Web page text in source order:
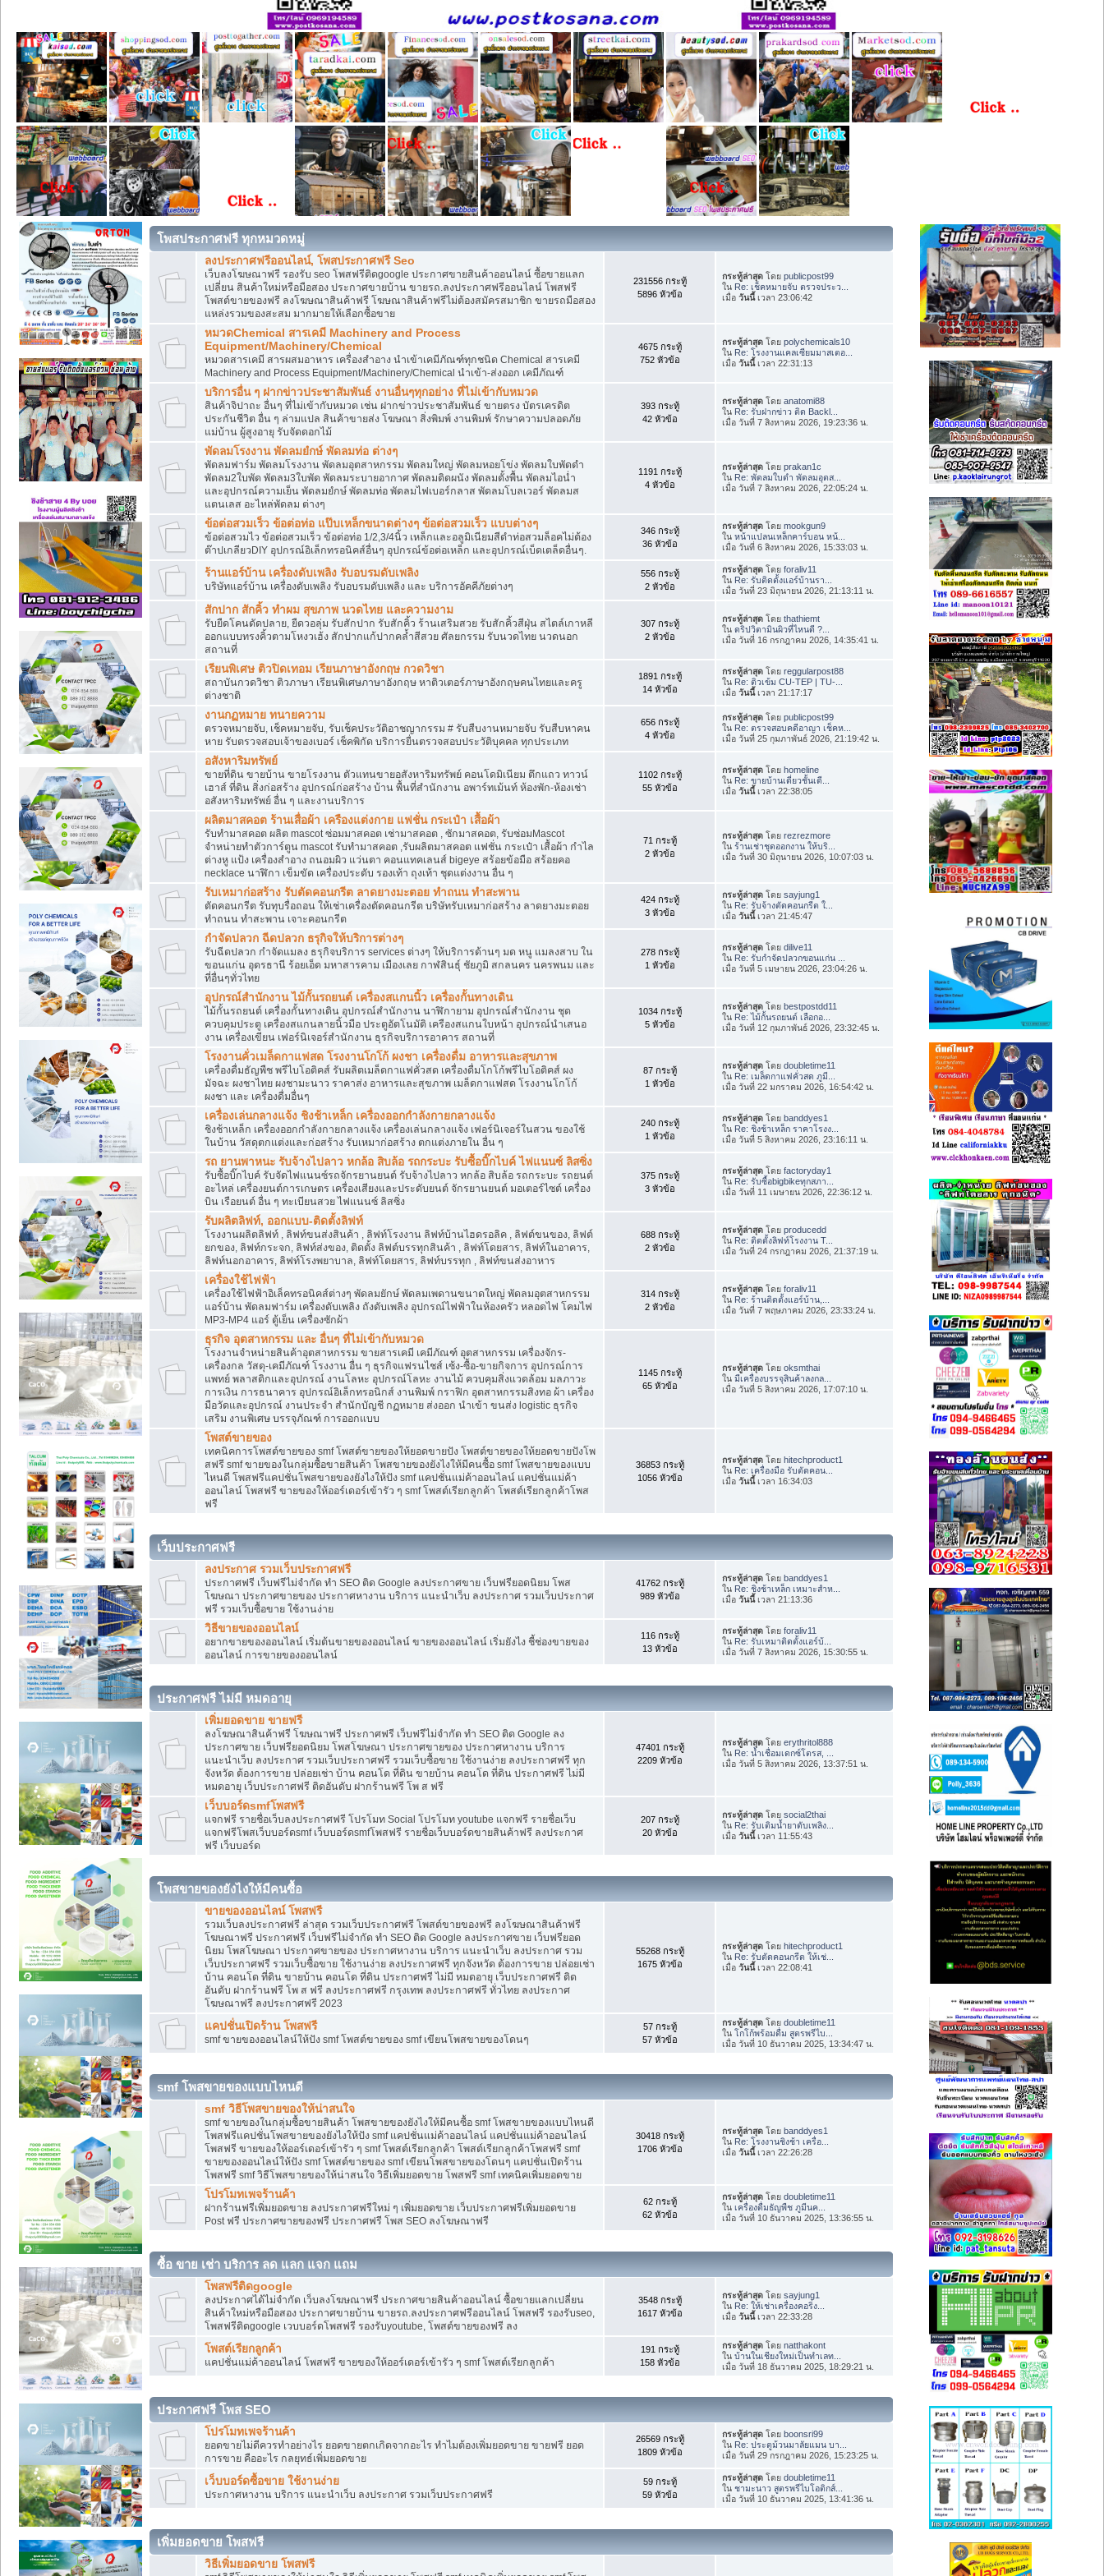
โพสประกาศฟรี ทุกหมวดหมู่
ลงประกาศฟรีออนไลน์, โพสประกาศฟรี Seo
เว็บลงโฆษณาฟรี รองรับ seo โพสฟรีติดgoogle ประกาศขายสินค้าออนไลน์ ซื้อขายแลก
เปลี่ยน สินค้าใหม่หรือมือสอง ประกาศขายบ้าน ขายรถ.ลงประกาศฟรีออนไลน์ โพสฟรี
โพสต์ขายของฟรี ลงโฆษณาสินค้าฟรี โฆษณาสินค้าฟรีไม่ต้องสมัครสมาชิก ขายรถมือสอง
แหล่งรวมของสะสม มากมายให้เลือกซื้อขาย
231556 กระทู้
5896 หัวข้อ
กระทู้ล่าสุด โดยpublicpost99
ใน Re: เช็คหมายจับ ตรวจประว...
เมื่อวันนี้เวลา 23:06:42
หมวดChemical สารเคมี Machinery and Process
Equipment/Machinery/Chemical
หมวดสารเคมี สารผสมอาหาร เครื่องสำอาง นำเข้าเคมีภัณฑ์ทุกชนิด Chemical สารเคมี
Machinery and Process Equipment/Machinery/Chemical นำเข้า-ส่งออก เคมีภัณฑ์
4675 กระทู้
752 หัวข้อ
กระทู้ล่าสุด โดยpolychemicals10
ใน Re: โรงงานแคลเซียมมาสเตอ...
เมื่อวันนี้เวลา 22:31:13
บริการอื่น ๆ ฝากข่าวประชาสัมพันธ์ งานอื่นๆทุกอย่าง ที่ไม่เข้ากับหมวด
สินค้าจิปาถะ อื่นๆ ที่ไม่เข้ากับหมวด เช่น ฝากข่าวประชาสัมพันธ์ ขายตรง บัตรเครดิต
ประกันชีวิต อื่น ๆ ล่ามแปล สินค้าขายส่ง โฆษณา สิ่งพิมพ์ งานพิมพ์ รักษาความปลอดภัย
แม่บ้าน ผู้สูงอายุ รับจัดดอกไม้
393 กระทู้
42 หัวข้อ
กระทู้ล่าสุด โดยanatomi88
ใน Re: รับฝากข่าว ติด Backl...
เมื่อ วันที่ 7 สิงหาคม 2026, 19:23:36 น.
พัดลมโรงงาน พัดลมยํกษ์ พัดลมท่อ ต่างๆ
พัดลมฟาร์ม พัดลมโรงงาน พัดลมอุตสาหกรรม พัดลมใหญ่ พัดลมหอยโข่ง พัดลมใบพัดดำ
พัดลม2ใบพัด พัดลม3ใบพัด พัดลมระบายอากาศ พัดลมติดผนัง พัดลมตั้งพื้น พัดลมไอน่ำ
และอุปกรณ์ความเย็น พัดลมยํกษ์ พัดลมท่อ พัดลมไฟเบอร์กลาส พัดลมโบลเวอร์ พัดลมส
แตนเลส อะไหล่พัดลม ต่างๆ
1191 กระทู้
4 หัวข้อ
กระทู้ล่าสุด โดยprakan1c
ใน Re: พัดลมใบดำ พัดลมอุตส...
เมื่อ วันที่ 7 สิงหาคม 2026, 22:05:24 น.
ข้อต่อสวมเร็ว ข้อต่อท่อ แป๊บเหล็กขนาดต่างๆ ข้อต่อสวมเร็ว แบบต่างๆ
ข้อต่อสวมไว ข้อต่อสวมเร็ว ข้อต่อท่อ 1/2,3/4นิ้ว เหล็กและอลูมิเนียมสีดำท่อสวมล็อคไม่ต้อง
ต๊าปเกลียวDIY อุปกรณ์อิเล็กทรอนิคส์อื่นๆ อุปกรณ์ข้อต่อเหล็ก และอุปกรณ์เบ็ดเตล็ดอื่นๆ.
346 กระทู้
36 หัวข้อ
กระทู้ล่าสุด โดยmookgun9
ในหน้าแปลนเหล็กคาร์บอน หน้...
เมื่อ วันที่ 6 สิงหาคม 2026, 15:33:03 น.
ร้านแอร์บ้าน เครื่องดับเพลิง รับอบรมดับเพลิง
บริษัทแอร์บ้าน เครื่องดับเพลิง รับอบรมดับเพลิง และ บริการอัคคีภัยต่างๆ
556 กระทู้
2 หัวข้อ
กระทู้ล่าสุด โดยforaliv11
ใน Re: รับติดตั้งแอร์บ้านรา...
เมื่อ วันที่ 23 มิถุนายน 2026, 21:13:11 น.
สักปาก สักคิ้ว ทำผม สุขภาพ นวดไทย และความงาม
รับยืดโคนดัดปลาย, ยืดวอลุ่ม รับสักปาก รับสักคิ้ว ร้านเสริมสวย รับสักคิ้วสีฝุ่น สไตล์เกาหลี
ออกแบบทรงคิ้วตามโหงวเฮ้ง สักปากแก้ปากคล้ำสีสวย ศัลยกรรม รับนวดไทย นวดนอก
สถานที่
307 กระทู้
2 หัวข้อ
กระทู้ล่าสุด โดยthathiemt
ในดริปวิตามินผิวที่ไหนดี ?...
เมื่อ วันที่ 16 กรกฎาคม 2026, 14:35:41 น.
เรียนพิเศษ ติวปิดเทอม เรียนภาษาอังกฤษ กวดวิชา
สถาบันกวดวิชา ติวภาษา เรียนพิเศษภาษาอังกฤษ หาติวเตอร์ภาษาอังกฤษคนไทยและครู
ต่างชาติ
1891 กระทู้
14 หัวข้อ
กระทู้ล่าสุด โดยreggularpost88
ใน Re: ติวเข้ม CU-TEP | TU-...
เมื่อวันนี้เวลา 21:17:17
งานกฏหมาย ทนายความ
ตรวจหมายจับ, เช็คหมายจับ, รับเช็คประวัติอาชญากรรม # รับสืบงานหมายจับ รับสืบหาคน
หาย รับตรวจสอบเจ้าของเบอร์ เช็คพิกัด บริการยื่นตรวจสอบประวัติบุคคล ทุกประเภท
656 กระทู้
4 หัวข้อ
กระทู้ล่าสุด โดยpublicpost99
ใน Re: ตรวจสอบคดีอาญา เช็คห...
เมื่อ วันที่ 25 กุมภาพันธ์ 2026, 21:19:42 น.
อสังหาริมทรัพย์
ขายที่ดิน ขายบ้าน ขายโรงงาน ตัวแทนขายอสังหาริมทรัพย์ คอนโดมิเนียม ตึกแถว ทาวน์
เฮาส์ ที่ดิน สิ่งก่อสร้าง อุปกรณ์ก่อสร้าง บ้าน พื้นที่สำนักงาน อพาร์ทเม้นท์ ห้องพัก-ห้องเช่า
อสังหาริมทรัพย์ อื่น ๆ และงานบริการ
1102 กระทู้
55 หัวข้อ
กระทู้ล่าสุด โดยhomeline
ใน Re: ขายบ้านเดี่ยวชั้นเดี...
เมื่อวันนี้เวลา 22:38:05
ผลิตมาสคอต ร้านเสื่อผ้า เครืองแต่งกาย แฟชั่น กระเป๋า เสื้อผ้า
รับทำมาสคอต ผลิต mascot ซ่อมมาสคอต เช่ามาสคอต , ซักมาสคอต, รับซ่อมMascot
จำหน่ายทำตัวการ์ตูน mascot รับทำมาสคอต ,รับผลิตมาสคอต แฟชั่น กระเป๋า เสื้อผ้า กำไล
ต่างหู แป้ง เครื่องสำอาง ถนอมผิว แว่นตา คอนแทคเลนส์ bigeye สร้อยข้อมือ สร้อยคอ
necklace นาฬิกา เข็มขัด เครื่องประดับ รองเท้า ถุงเท้า ชุดแต่งงาน อื่น ๆ
71 กระทู้
2 หัวข้อ
กระทู้ล่าสุด โดยrezrezmore
ในร้านเช่าชุดออกงาน ให้บริ...
เมื่อ วันที่ 30 มิถุนายน 2026, 10:07:03 น.
รับเหมาก่อสร้าง รับตัดคอนกรีต ลาดยางมะตอย ทำถนน ทำสะพาน
ตัดคอนกรีต รับทุบรื่อถอน ให้เช่าเครื่องตัดคอนกรีต บริษัทรับเหมาก่อสร้าง ลาดยางมะตอย
ทำถนน ทำสะพาน เจาะคอนกรีต
424 กระทู้
3 หัวข้อ
กระทู้ล่าสุด โดยsayjung1
ใน Re: รับจ้างตัดคอนกรีต ใ...
เมื่อวันนี้เวลา 21:45:47
กำจัดปลวก ฉีดปลวก ธรุกิจให้บริการต่างๆ
รับฉีดปลวก กำจัดแมลง ธรุกิจบริการ services ต่างๆ ให้บริการด้านๆ มด หนู แมลงสาบ ใน
ขอนแก่น อุดรธานี ร้อยเอ็ด มหาสารคาม เมืองเลย กาฬสินธุ์ ชัยภูมิ สกลนคร นครพนม และ
ที่อื่นๆทั่วไทย
278 กระทู้
1 หัวข้อ
กระทู้ล่าสุด โดยdilive11
ใน Re: รับกำจัดปลวกขอนแก่น ...
เมื่อ วันที่ 5 เมษายน 2026, 23:04:26 น.
อุปกรณ์สำนักงาน ไม้กั้นรถยนต์ เครื่องสแกนนิ้ว เครื่องกั้นทางเดิน
ไม้กั้นรถยนต์ เครื่องกั้นทางเดิน อุปกรณ์สำนักงาน นาฬิกายาม อุปกรณ์สำนักงาน ชุด
ควบคุมประตู เครื่องสแกนลายนิ้วมือ ประตูอัตโนมัติ เครืองสแกนใบหน้า อุปกรณ์นำเสนอ
งาน เครื่องเขียน เฟอร์นิเจอร์สำนักงาน ธุรกิจบริการอาคาร สถานที่
1034 กระทู้
5 หัวข้อ
กระทู้ล่าสุด โดยbestpostdd11
ใน Re: ไม้กั้นรถยนต์ เลือกอ...
เมื่อ วันที่ 12 กุมภาพันธ์ 2026, 23:32:45 น.
โรงงานคั่วเมล็ดกาแฟสด โรงงานโกโก้ ผงชา เครื่องดื่ม อาหารและสุขภาพ
เครื่องดื่มธัญพืช พรีไบโอติคส์ รับผลิตเมล็ดกาแฟคั่วสด เครื่องดื่มโกโก้พรีไบโอติคส์ ผง
มัจฉะ ผงชาไทย ผงชามะนาว ราคาส่ง อาหารและสุขภาพ เมล็ดกาแฟสด โรงงานโกโก้
ผงชา และ เครื่องดื่มอื่นๆ
87 กระทู้
1 หัวข้อ
กระทู้ล่าสุด โดยdoubletime11
ใน Re: เมล็ดกาแฟคั่วสด ภูมี...
เมื่อ วันที่ 22 มกราคม 2026, 16:54:42 น.
เครื่องเล่นกลางแจ้ง ชิงช้าเหล็ก เครื่องออกกำลังกายกลางแจ้ง
ชิงช้าเหล็ก เครื่องออกกำลังกายกลางแจ้ง เครื่องเล่นกลางแจ้ง เฟอร์นิเจอร์ในสวน ของใช้
ในบ้าน วัสดุตกแต่งและก่อสร้าง รับเหมาก่อสร้าง ตกแต่งภายใน อื่น ๆ
240 กระทู้
1 หัวข้อ
กระทู้ล่าสุด โดยbanddyes1
ใน Re: ชิงช้าเหล็ก ราคาโรงง...
เมื่อ วันที่ 5 สิงหาคม 2026, 23:16:11 น.
รถ ยานพาหนะ รับจ้างไปลาว หกล้อ สิบล้อ รถกระบะ รับซื้อบิ๊กไบค์ ไฟแนนซ์ ลิสซิ่ง
รับซื้อบิ๊กไบค์ รับจัดไฟแนนซ์รถจักรยานยนต์ รับจ้างไปลาว หกล้อ สิบล้อ รถกระบะ รถยนต์
อะไหล่ เครื่องยนต์การเกษตร เครื่องเสียงและประดับยนต์ จักรยานยนต์ มอเตอร์ไซต์ เครื่อง
บิน เรือยนต์ อื่น ๆ ทะเบียนสวย ไฟแนนซ์ ลิสซิ่ง
375 กระทู้
3 หัวข้อ
กระทู้ล่าสุด โดยfactoryday1
ใน Re: รับซื้อbigbikeทุกสภา...
เมื่อ วันที่ 11 เมษายน 2026, 22:36:12 น.
รับผลิตลิฟท์, ออกแบบ-ติดตั้งลิฟท์
โรงงานผลิตลิฟท์ , ลิฟท์ขนส่งสินค้า , ลิฟท์โรงงาน ลิฟท์บ้านไฮดรอลิค , ลิฟต์ขนของ, ลิฟต์
ยกของ, ลิฟท์กระจก, ลิฟท์ส่งของ, ติดตั้ง ลิฟต์บรรทุกสินค้า , ลิฟท์โดยสาร, ลิฟท์ในอาคาร,
ลิฟท์นอกอาคาร, ลิฟท์โรงพยาบาล, ลิฟท์โดยสาร, ลิฟท์บรรทุก , ลิฟท์ขนส่งอาหาร
688 กระทู้
2 หัวข้อ
กระทู้ล่าสุด โดยproducedd
ใน Re: ติดตั้งลิฟท์โรงงาน T...
เมื่อ วันที่ 24 กรกฎาคม 2026, 21:37:19 น.
เครื่องใช้ไฟฟ้า
เครื่องใช้ไฟฟ้าอิเล็คทรอนิคส์ต่างๆ พัดลมยักษ์ พัดลมเพดานขนาดใหญ่ พัดลมอุตสาหกรรม
แอร์บ้าน พัดลมฟาร์ม เครื่องดับเพลิง ถังดับเพลิง อุปกรณ์ไฟฟ้าในห้องครัว หลอดไฟ โคมไฟ
MP3-MP4 แอร์ ตู้เย็น เครื่องซักผ้า
314 กระทู้
2 หัวข้อ
กระทู้ล่าสุด โดยforaliv11
ใน Re: ร้านติดตั้งแอร์บ้าน,...
เมื่อ วันที่ 7 พฤษภาคม 2026, 23:33:24 น.
ธุรกิจ อุตสาหกรรม และ อื่นๆ ที่ไม่เข้ากับหมวด
โรงงานจำหน่ายสินค้าอุตสาหกรรม ขายสารเคมี เคมีภัณฑ์ อุตสาหกรรม เครื่องจักร-
เครื่องกล วัสดุ-เคมีภัณฑ์ โรงงาน อื่น ๆ ธุรกิจแฟรนไชส์ เซ้ง-ซื้อ-ขายกิจการ อุปกรณ์การ
แพทย์ พลาสติกและอุปกรณ์ งานโลหะ อุปกรณ์โลหะ งานไม้ ควบคุมสิ่งแวดล้อม มลภาวะ
การเงิน การธนาคาร อุปกรณ์อิเล็กทรอนิกส์ งานพิมพ์ กราฟิก อุตสาหกรรมสิงทอ ผ้า เครื่อง
มือวัดและอุปกรณ์ งานประจำ สำนักบัญชี กฏหมาย ส่งออก นำเข้า ขนส่ง logistic ธุรกิจ
เสริม งานพิเศษ บรรจุภัณฑ์ การออกแบบ
1145 กระทู้
65 หัวข้อ
กระทู้ล่าสุด โดยoksmthai
ในมีเครื่องบรรจุสินค้าลงกล...
เมื่อ วันที่ 5 สิงหาคม 2026, 17:07:10 น.
โพสต์ขายของ
เทคนิคการโพสต์ขายของ smf โพสต์ขายของให้ยอดขายปัง โพสต์ขายของให้ยอดขายปังโพ
สฟรี smf ขายของในกลุ่มซื้อขายสินค้า โพสขายของยังไงให้มีคนซื้อ smf โพสขายของแบบ
ไหนดี โพสฟรีแคปชั่นโพสขายของยังไงให้ปัง smf แคปชั่นแม่ค้าออนไลน์ แคปชั่นแม่ค้า
ออนไลน์ โพสฟรี ขายของให้ออร์เดอร์เข้ารัว ๆ smf โพสต์เรียกลูกค้า โพสต์เรียกลูกค้าโพส
ฟรี
36853 กระทู้
1056 หัวข้อ
กระทู้ล่าสุด โดยhitechproduct1
ใน Re: เครื่องมือ รับตัดคอน...
เมื่อวันนี้เวลา 16:34:03
เว็บประกาศฟรี
ลงประกาศ รวมเว็บประกาศฟรี
ประกาศฟรี เว็บฟรีไม่จำกัด ทำ SEO ติด Google ลงประกาศขาย เว็บฟรียอดนิยม โพส
โฆษณา ประกาศขายของ ประกาศหางาน บริการ แนะนำเว็บ ลงประกาศ รวมเว็บประกาศ
ฟรี รวมเว็บซื้อขาย ใช้งานง่าย
41762 กระทู้
989 หัวข้อ
กระทู้ล่าสุด โดยbanddyes1
ใน Re: ชิงช้าเหล็ก เหมาะสำห...
เมื่อวันนี้เวลา 21:13:36
วิธีขายของออนไลน์
อยากขายของออนไลน์ เริ่มต้นขายของออนไลน์ ขายของออนไลน์ เริ่มยังไง ชี้ช่องขายของ
ออนไลน์ การขายของออนไลน์
116 กระทู้
13 หัวข้อ
กระทู้ล่าสุด โดยforaliv11
ใน Re: รับเหมาติดตั้งแอร์บ้...
เมื่อ วันที่ 7 สิงหาคม 2026, 15:30:55 น.
ประกาศฟรี ไม่มี หมดอายุ
เพิ่มยอดขาย ขายฟรี
ลงโฆษณาสินค้าฟรี โฆษณาฟรี ประกาศฟรี เว็บฟรีไม่จำกัด ทำ SEO ติด Google ลง
ประกาศขาย เว็บฟรียอดนิยม โพสโฆษณา ประกาศขายของ ประกาศหางาน บริการ
แนะนำเว็บ ลงประกาศ รวมเว็บประกาศฟรี รวมเว็บซื้อขาย ใช้งานง่าย ลงประกาศฟรี ทุก
จังหวัด ต้องการขาย ปล่อยเช่า บ้าน คอนโด ที่ดิน ขายบ้าน คอนโด ที่ดิน ประกาศฟรี ไม่มี
หมดอายุ เว็บประกาศฟรี ติดอันดับ ฝากร้านฟรี โพ ส ฟรี
47401 กระทู้
2209 หัวข้อ
กระทู้ล่าสุด โดยerythritol888
ใน Re: น้ำเชื่อมเดกซ์โตรส, ...
เมื่อ วันที่ 5 สิงหาคม 2026, 13:37:51 น.
เว็บบอร์ดsmfโพสฟรี
แจกฟรี รายชื่อเว็บลงประกาศฟรี โปรโมท Social โปรโมท youtube แจกฟรี รายชื่อเว็บ
แจกฟรีโพสเว็บบอร์ดsmf เว็บบอร์ดsmfโพสฟรี รายชื่อเว็บบอร์ดขายสินค้าฟรี ลงประกาศ
ฟรี เว็บบอร์ด
207 กระทู้
20 หัวข้อ
กระทู้ล่าสุด โดยsocial2thai
ใน Re: รับเติมน้ำยาดับเพลิง...
เมื่อวันนี้เวลา 11:55:43
โพสขายของยังไงให้มีคนซื้อ
ขายของออนไลน์ โพสฟรี
รวมเว็บลงประกาศฟรี ล่าสุด รวมเว็บประกาศฟรี โพสต์ขายของฟรี ลงโฆษณาสินค้าฟรี
โฆษณาฟรี ประกาศฟรี เว็บฟรีไม่จำกัด ทำ SEO ติด Google ลงประกาศขาย เว็บฟรียอด
นิยม โพสโฆษณา ประกาศขายของ ประกาศหางาน บริการ แนะนำเว็บ ลงประกาศ รวม
เว็บประกาศฟรี รวมเว็บซื้อขาย ใช้งานง่าย ลงประกาศฟรี ทุกจังหวัด ต้องการขาย ปล่อยเช่า
บ้าน คอนโด ที่ดิน ขายบ้าน คอนโด ที่ดิน ประกาศฟรี ไม่มี หมดอายุ เว็บประกาศฟรี ติด
อันดับ ฝากร้านฟรี โพ ส ฟรี ลงประกาศฟรี กรุงเทพ ลงประกาศฟรี ทั่วไทย ลงประกาศ
โฆษณาฟรี ลงประกาศฟรี 2023
55268 กระทู้
1675 หัวข้อ
กระทู้ล่าสุด โดยhitechproduct1
ใน Re: รับตัดคอนกรีต ให้เช่...
เมื่อวันนี้เวลา 22:08:41
แคปชั่นเปิดร้าน โพสฟรี
smf ขายของออนไลน์ให้ปัง smf โพสต์ขายของ smf เขียนโพสขายของโดนๆ
57 กระทู้
57 หัวข้อ
กระทู้ล่าสุด โดยdoubletime11
ในโกโก้พร้อมดื่ม สูตรพรีไบ...
เมื่อ วันที่ 10 ธันวาคม 2025, 13:34:47 น.
smf โพสขายของแบบไหนดี
smf วิธีโพสขายของให้น่าสนใจ
smf ขายของในกลุ่มซื้อขายสินค้า โพสขายของยังไงให้มีคนซื้อ smf โพสขายของแบบไหนดี
โพสฟรีแคปชั่นโพสขายของยังไงให้ปัง smf แคปชั่นแม่ค้าออนไลน์ แคปชั่นแม่ค้าออนไลน์
โพสฟรี ขายของให้ออร์เดอร์เข้ารัว ๆ smf โพสต์เรียกลูกค้า โพสต์เรียกลูกค้าโพสฟรี smf
ขายของออนไลน์ให้ปัง smf โพสต์ขายของ smf เขียนโพสขายของโดนๆ แคปชั่นเปิดร้าน
โพสฟรี smf วิธีโพสขายของให้น่าสนใจ วิธีเพิ่มยอดขาย โพสฟรี smf เทคนิคเพิ่มยอดขาย
30418 กระทู้
1706 หัวข้อ
กระทู้ล่าสุด โดยbanddyes1
ใน Re: โรงงานชิงช้า เครื่อ...
เมื่อวันนี้เวลา 22:26:28
โปรโมทเพจร้านค้า
ฝากร้านฟรีเพิ่มยอดขาย ลงประกาศฟรีใหม่ ๆ เพิ่มยอดขาย เว็บประกาศฟรีเพิ่มยอดขาย
Post ฟรี ประกาศขายของฟรี ประกาศฟรี โพส SEO ลงโฆษณาฟรี
62 กระทู้
62 หัวข้อ
กระทู้ล่าสุด โดยdoubletime11
ในเครื่องดื่มธัญพืช ภูมีนค...
เมื่อ วันที่ 10 ธันวาคม 2025, 13:36:55 น.
ซื้อ ขาย เช่า บริการ ลด แลก แจก แถม
โพสฟรีติดgoogle
ลงประกาศได้ไม่จำกัด เว็บลงโฆษณาฟรี ประกาศขายสินค้าออนไลน์ ซื้อขายแลกเปลี่ยน
สินค้าใหม่หรือมือสอง ประกาศขายบ้าน ขายรถ.ลงประกาศฟรีออนไลน์ โพสฟรี รองรับseo,
โพสฟรีติดgoogle เวบบอร์ดโพสฟรี รองรับyoutube, โพสต์ขายของฟรี ลง
3548 กระทู้
1617 หัวข้อ
กระทู้ล่าสุด โดยsayjung1
ใน Re: ให้เช่าเครื่องคอริ่ง...
เมื่อวันนี้เวลา 22:33:28
โพสต์เรียกลูกค้า
แคปชั่นแม่ค้าออนไลน์ โพสฟรี ขายของให้ออร์เดอร์เข้ารัว ๆ smf โพสต์เรียกลูกค้า
191 กระทู้
158 หัวข้อ
กระทู้ล่าสุด โดยnatthakont
ในบ้านในเชียงใหม่เป็นทำเลท...
เมื่อ วันที่ 18 ธันวาคม 2025, 18:29:21 น.
ประกาศฟรี โพส SEO
โปรโมทเพจร้านค้า
ยอดขายไม่ดีควรทำอย่างไร ยอดขายตกเกิดจากอะไร ทำไมต้องเพิ่มยอดขาย ขายฟรี ยอด
การขาย คืออะไร กลยุทธ์เพิ่มยอดขาย
26569 กระทู้
1809 หัวข้อ
กระทู้ล่าสุด โดยboonsri99
ใน Re: ประตูม้วนมาลัยแมน บา...
เมื่อ วันที่ 29 กรกฎาคม 2026, 15:23:25 น.
เว็บบอร์ดซื้อขาย ใช้งานง่าย
ประกาศหางาน บริการ แนะนำเว็บ ลงประกาศ รวมเว็บประกาศฟรี
59 กระทู้
59 หัวข้อ
กระทู้ล่าสุด โดยdoubletime11
ในชามะนาว สูตรพรีไบโอติกส์...
เมื่อ วันที่ 10 ธันวาคม 2025, 13:41:36 น.
เพิ่มยอดขาย โพสฟรี
วิธีเพิ่มยอดขาย โพสฟรี